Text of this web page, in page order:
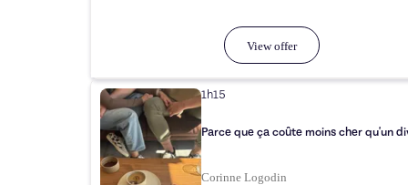
View offer
1h15
Parce que ça coûte moins cher qu'un
Corinne Logodin